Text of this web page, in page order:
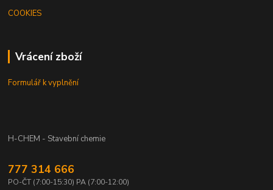
COOKIES
Vrácení zboží
Formulář k vyplnění
H-CHEM - Stavební chemie
777 314 666
PO-ČT (7:00-15:30) PA (7:00-12:00)